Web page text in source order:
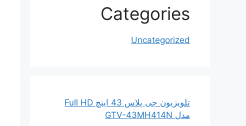
Categories
Uncategorized
تلویزیون جی پلاس 43 اینچ Full HD
مدل GTV-43MH414N